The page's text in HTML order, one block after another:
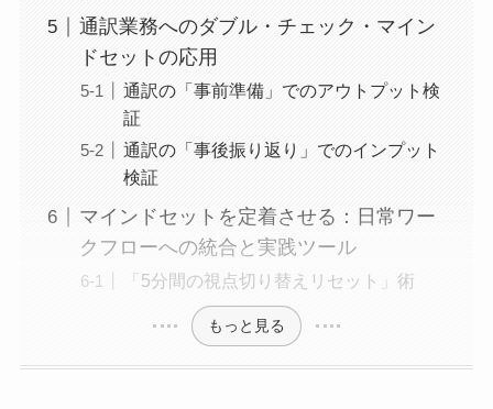
通訳業務へのダブル・チェック・マイン
ドセットの応用
通訳の「事前準備」でのアウトプット検
証
通訳の「事後振り返り」でのインプット
検証
マインドセットを定着させる：日常ワー
クフローへの統合と実践ツール
「5分間の視点切り替えリセット」術
もっと見る